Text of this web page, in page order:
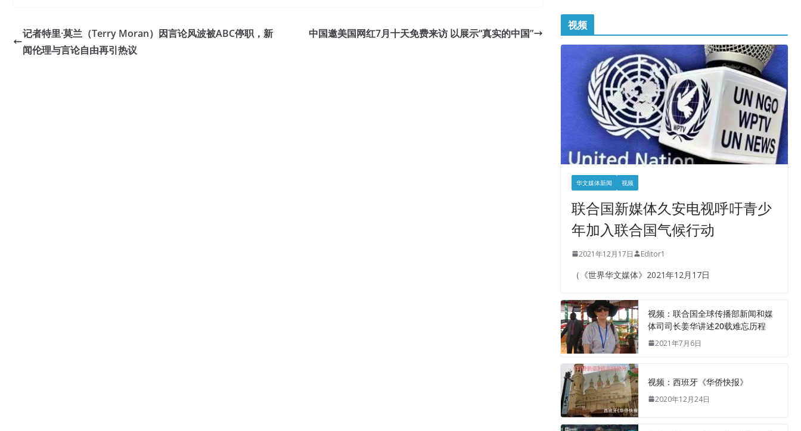
记者特里·莫兰（Terry Moran）因言论风波被ABC停职，新
闻伦理与言论自由再引热议
中国邀美国网红7月十天免费来访 以展示“真实的中国”
视频
华文媒体新闻 视频
联合国新媒体久安电视呼吁青少
年加入联合国气候行动
2021年12月17日 Editor1
（《世界华文媒体》2021年12月17日
视频：联合国全球传播部新闻和媒
体司司长姜华讲述20载难忘历程
2021年7月6日
视频：西班牙《华侨快报》
2020年12月24日